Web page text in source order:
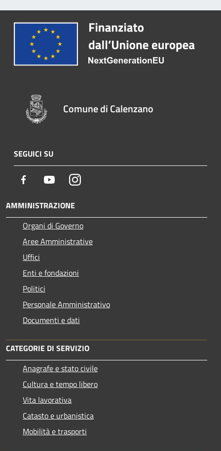
Comune di Calenzano
SEGUICI SU
Facebook YoutubeInstagram
AMMINISTRAZIONE
Organi di Governo
Aree Amministrative
Uffici
Enti e fondazioni
Politici
Personale Amministrativo
Documenti e dati
CATEGORIE DI SERVIZIO
Anagrafe e stato civile
Cultura e tempo libero
Vita lavorativa
Catasto e urbanistica
Mobilità e trasporti